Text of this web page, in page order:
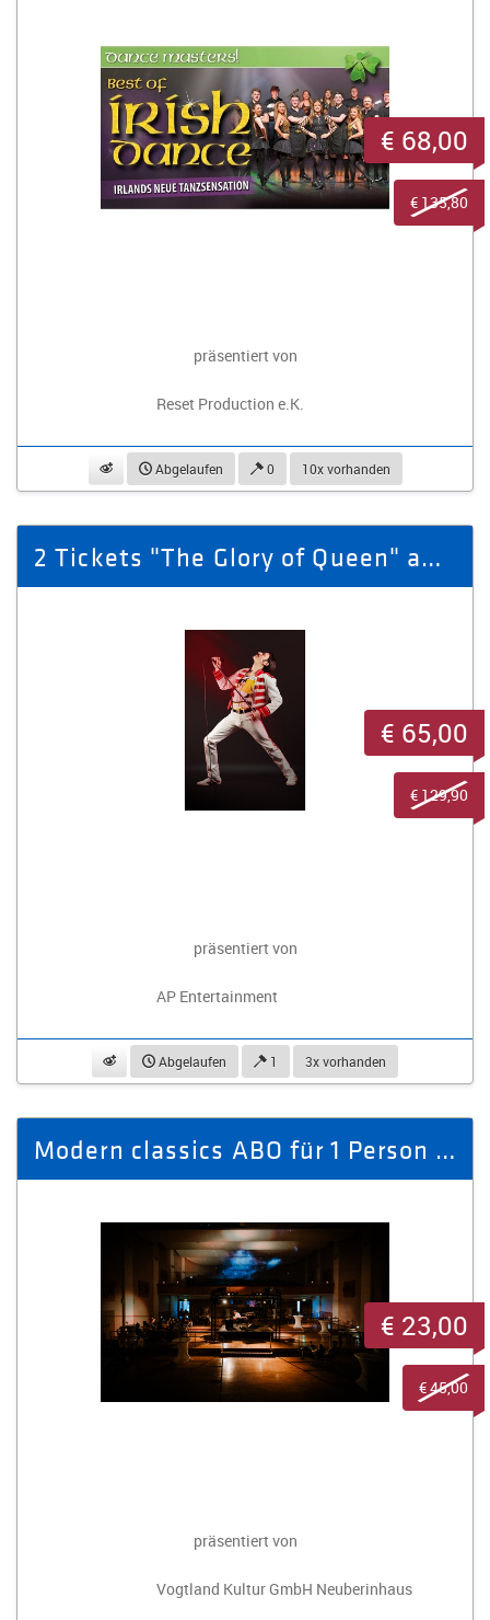
präsentiert von
Reset Production e.K.
beobachtenAbgelaufen 0 10x vorhanden
€ 68,00
€ 135,80
2 Tickets "The Glory of Queen" am 08.03.26 im Gewandhaus zu Leipzig.
präsentiert von
AP Entertainment
beobachtenAbgelaufen 1 3x vorhanden
€ 65,00
€ 129,90
Modern classics ABO für 1 Person (2 Veranstaltungen)
präsentiert von
Vogtland Kultur GmbH Neuberinhaus
€ 23,00
€ 45,00